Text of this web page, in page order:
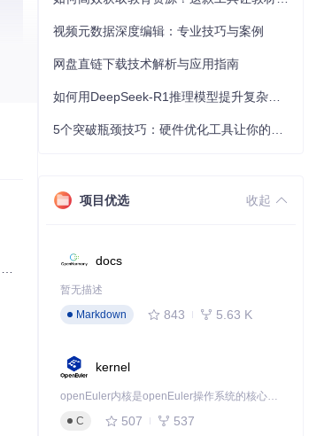
视频元数据深度编辑：专业技巧与案例
网盘直链下载技术解析与应用指南
项目优选 收起
docs
暂无描述
Markdown
843 5.63 K
kernel
openEuler内核是openEuler操作系统的核心，既是系统性能与稳定性的基石，也是连接处理器、设备与服务的桥梁。
C
507 537